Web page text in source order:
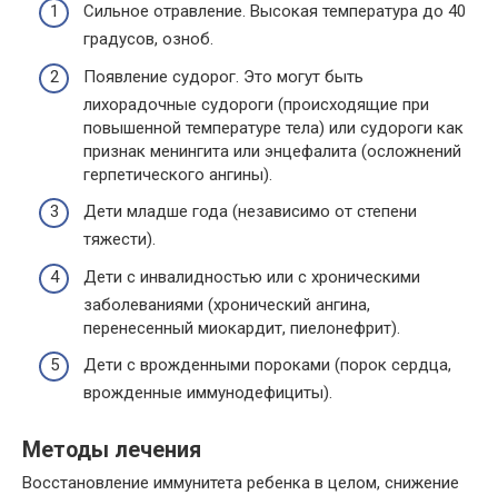
Сильное отравление. Высокая температура до 40
градусов, озноб.
Появление судорог. Это могут быть
лихорадочные судороги (происходящие при
повышенной температуре тела) или судороги как
признак менингита или энцефалита (осложнений
герпетического ангины).
Дети младше года (независимо от степени
тяжести).
Дети с инвалидностью или с хроническими
заболеваниями (хронический ангина,
перенесенный миокардит, пиелонефрит).
Дети с врожденными пороками (порок сердца,
врожденные иммунодефициты).
Методы лечения
Восстановление иммунитета ребенка в целом, снижение